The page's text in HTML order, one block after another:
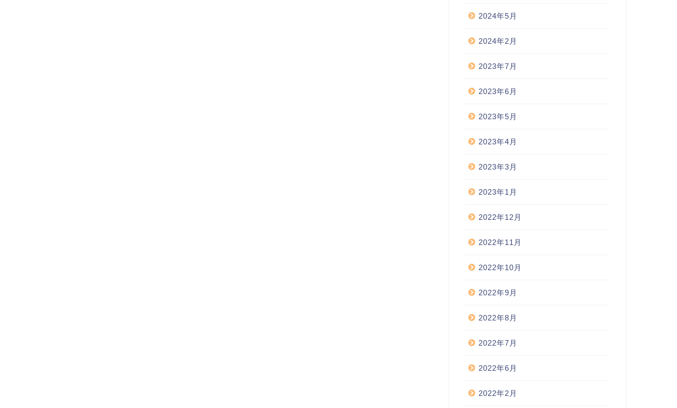
2024年5月
2024年2月
2023年7月
2023年6月
2023年5月
2023年4月
2023年3月
2023年1月
2022年12月
2022年11月
2022年10月
2022年9月
2022年8月
2022年7月
2022年6月
2022年2月